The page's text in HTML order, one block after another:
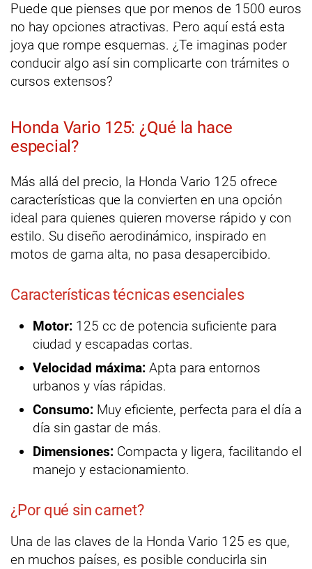
Puede que pienses que por menos de 1500 euros
no hay opciones atractivas. Pero aquí está esta
joya que rompe esquemas. ¿Te imaginas poder
conducir algo así sin complicarte con trámites o
cursos extensos?
Honda Vario 125: ¿Qué la hace
especial?
Más allá del precio, la Honda Vario 125 ofrece
características que la convierten en una opción
ideal para quienes quieren moverse rápido y con
estilo. Su diseño aerodinámico, inspirado en
motos de gama alta, no pasa desapercibido.
Características técnicas esenciales
Motor: 125 cc de potencia suficiente para
ciudad y escapadas cortas.
Velocidad máxima: Apta para entornos
urbanos y vías rápidas.
Consumo: Muy eficiente, perfecta para el día a
día sin gastar de más.
Dimensiones: Compacta y ligera, facilitando el
manejo y estacionamiento.
¿Por qué sin carnet?
Una de las claves de la Honda Vario 125 es que,
en muchos países, es posible conducirla sin